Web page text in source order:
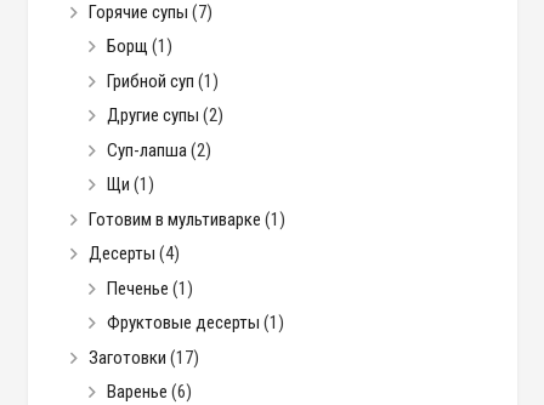
Горячие супы (7)
Борщ (1)
Грибной суп (1)
Другие супы (2)
Суп-лапша(2)
Щи (1)
Готовим в мультиварке (1)
Десерты (4)
Печенье (1)
Фруктовые десерты (1)
Заготовки (17)
Варенье (6)